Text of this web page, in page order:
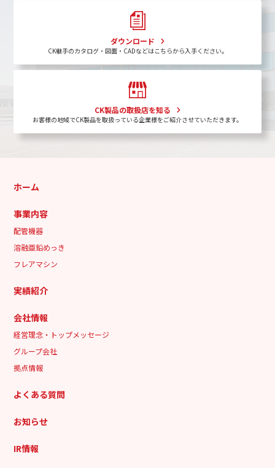
ダウンロード
CK継手のカタログ・図面・CADなどはこちらから入手ください。
CK製品の取扱店を知る
お客様の地域でCK製品を取扱っている企業様をご紹介させていただきます。
ホーム
事業内容
配管機器
溶融亜鉛めっき
フレアマシン
実績紹介
会社情報
経営理念・トップメッセージ
グループ会社
拠点情報
よくある質問
お知らせ
IR情報